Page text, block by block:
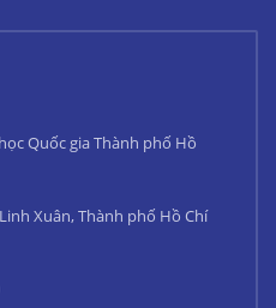
Quốc gia Thành phố Hồ
Xuân, Thành phố Hồ Chí